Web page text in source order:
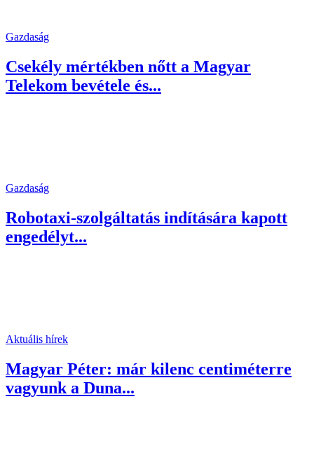
Gazdaság
Csekély mértékben nőtt a Magyar
Telekom bevétele és...
Gazdaság
Robotaxi-szolgáltatás indítására kapott
engedélyt...
Aktuális hírek
Magyar Péter: már kilenc centiméterre
vagyunk a Duna...